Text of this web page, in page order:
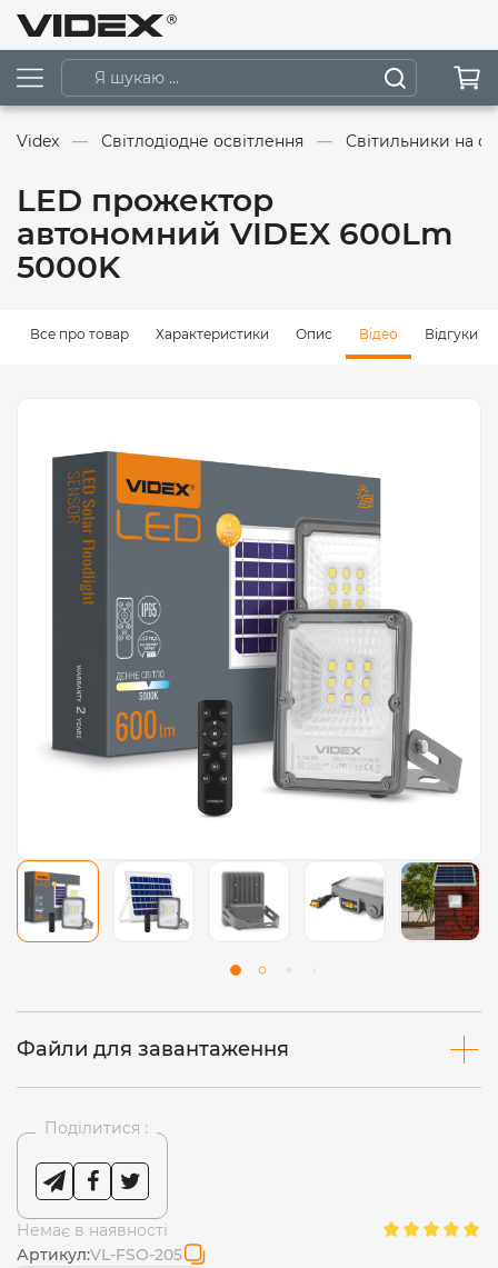
Videx Світлодіодне освітлення Світильники на
LED прожектор
автономний VIDEX 600Lm
5000K
Все про товар Характеристики Опис Відео Відгуки (2)
Файли для завантаження
Поділитися :
Немає в наявності
Артикул:VL-FSO-205